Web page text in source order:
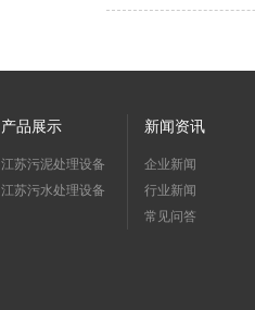
产品展示
江苏污泥处理设备
江苏污水处理设备
新闻资讯
企业新闻
行业新闻
常见问答